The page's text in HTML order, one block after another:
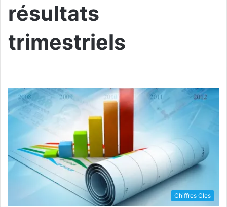
résultats
trimestriels
Chiffres Cles